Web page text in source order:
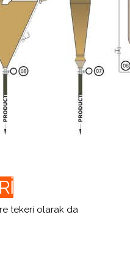
tekeri olarak da